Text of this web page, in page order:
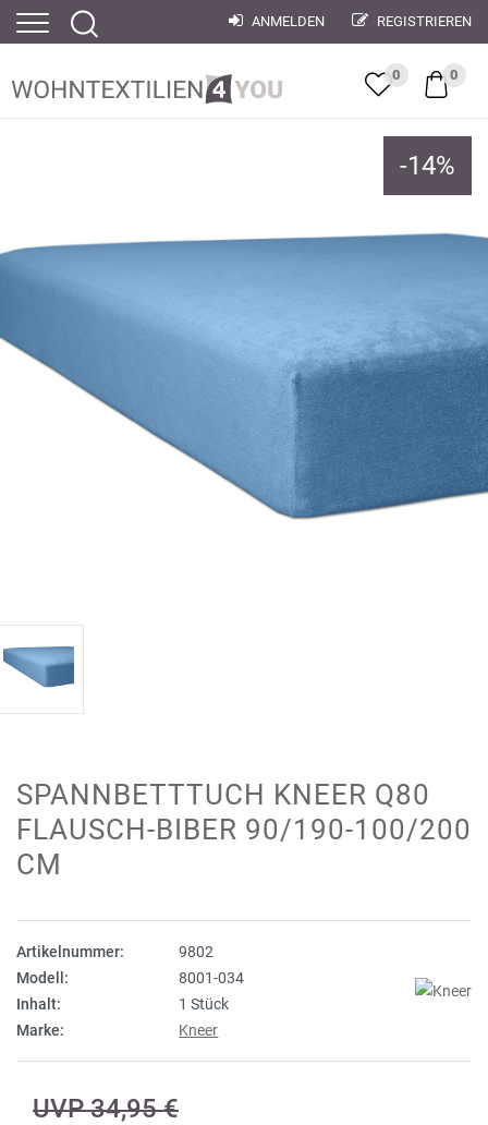
ANMELDEN REGISTRIEREN
0 0
-14%
SPANNBETTTUCH KNEER Q80
FLAUSCH-BIBER 90/190-100/200
CM
Artikelnummer:
9802
Modell:
8001-034
Inhalt:
1 Stück
Marke:
Kneer
UVP 34,95 €